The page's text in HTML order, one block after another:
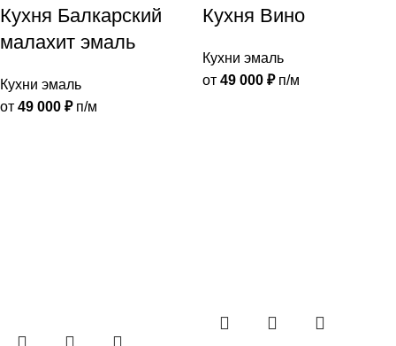
Кухня Балкарский
малахит эмаль
Кухни эмаль
от 49 000 ₽п/м
Кухня Вино
Кухни эмаль
от 49 000 ₽п/м